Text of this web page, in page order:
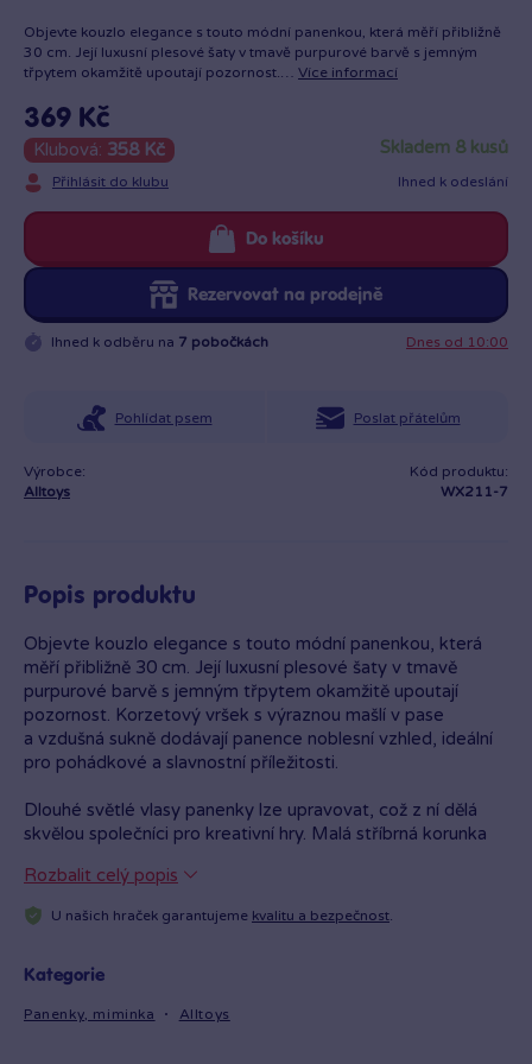
Objevte kouzlo elegance s touto módní panenkou, která měří přibližně
30 cm. Její luxusní plesové šaty v tmavě purpurové barvě s jemným
třpytem okamžitě upoutají pozornost.… Více informací
369 Kč
Klubová: 358 Kč
Přihlásit do klubu
skladem 8 kusů
Ihned k odeslání
Rezervovat na prodejně
Do košíku
Ihned k odběru na 7 pobočkách Dnes od 10:00
Pohlídat psem Poslat přátelům
Výrobce:
Alltoys
Kód produktu:
WX211-7
Popis produktu
Objevte kouzlo elegance s touto módní panenkou, která
měří přibližně 30 cm. Její luxusní plesové šaty v tmavě
purpurové barvě s jemným třpytem okamžitě upoutají
pozornost. Korzetový vršek s výraznou mašlí v pase
a vzdušná sukně dodávají panence noblesní vzhled, ideální
pro pohádkové a slavnostní příležitosti.
Dlouhé světlé vlasy panenky lze upravovat, což z ní dělá
skvělou společníci pro kreativní hry. Malá stříbrná korunka
a dodávají jí na šarmu. Pečlivě malovaný obličej s výraznýma
očima a jemným líčením ji činí atraktivní a realistickou.
předním panelem, která ji chrání a zároveň umožňuje
detaily je ideální pro obdarování. Tento produkt je skvělou
Rozbalit celý popis
U našich hraček garantujeme kvalitu a bezpečnost.
Kategorie
Panenky, miminka Alltoys